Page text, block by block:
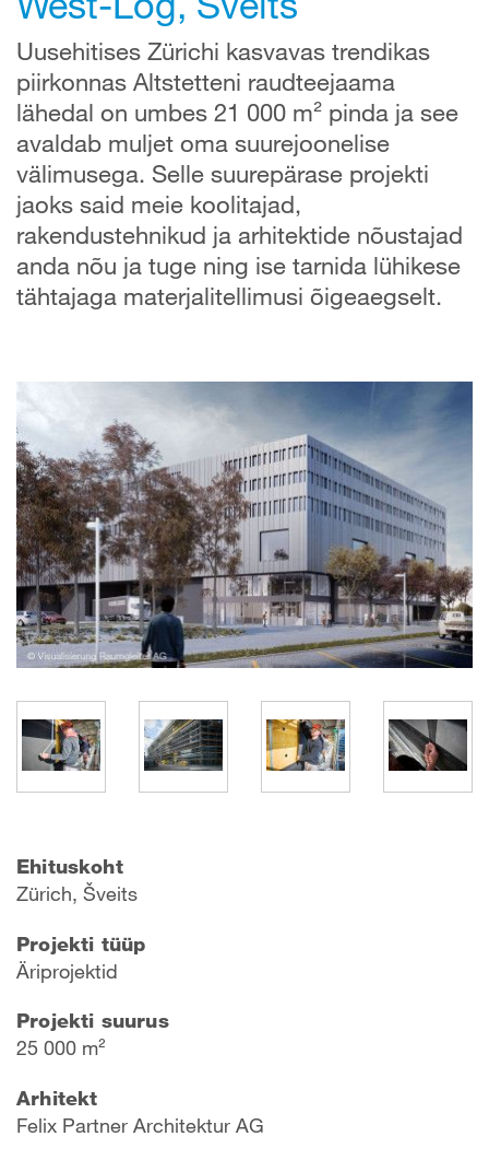
Uusehitises Zürichi kasvavas trendikas
piirkonnas Altstetteni raudteejaama
lähedal on umbes 21 000 m² pinda ja see
avaldab muljet oma suurejoonelise
välimusega. Selle suurepärase projekti
jaoks said meie koolitajad,
rakendustehnikud ja arhitektide nõustajad
anda nõu ja tuge ning ise tarnida lühikese
tähtajaga materjalitellimusi õigeaegselt.
Ehituskoht
Zürich, Šveits
Projekti tüüp
Äriprojektid
Projekti suurus
25 000 m²
Arhitekt
Felix Partner Architektur AG